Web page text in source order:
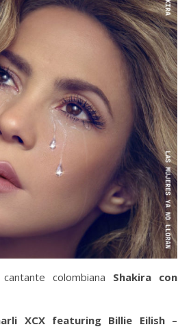
colombiana Shakira con
XCX featuring Billie Eilish –